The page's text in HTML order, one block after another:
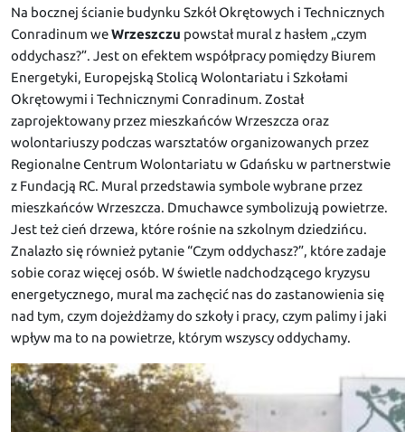
Na bocznej ścianie budynku Szkół Okrętowych i Technicznych
Conradinum weWrzeszczu powstał mural z hasłem „czym
oddychasz?”. Jest on efektem współpracy pomiędzy Biurem
Energetyki, Europejską Stolicą Wolontariatu i Szkołami
Okrętowymi i Technicznymi Conradinum. Został
zaprojektowany przez mieszkańców Wrzeszcza oraz
wolontariuszy podczas warsztatów organizowanych przez
Regionalne Centrum Wolontariatu w Gdańsku w partnerstwie
z Fundacją RC. Mural przedstawia symbole wybrane przez
mieszkańców Wrzeszcza. Dmuchawce symbolizują powietrze.
Jest też cień drzewa, które rośnie na szkolnym dziedzińcu.
Znalazło się również pytanie “Czym oddychasz?”, które zadaje
sobie coraz więcej osób. W świetle nadchodzącego kryzysu
energetycznego, mural ma zachęcić nas do zastanowienia się
nad tym, czym dojeżdżamy do szkoły i pracy, czym palimy i jaki
wpływ ma to na powietrze, którym wszyscy oddychamy.